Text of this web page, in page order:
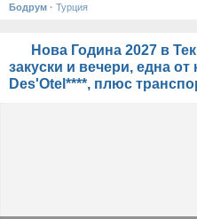
Бодрум · Турция
Нова Година 2027 в
закуски и вечери, една
Des'Otel****, плюс